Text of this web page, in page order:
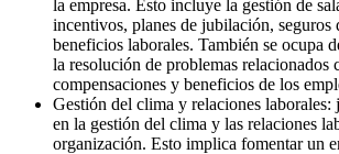
la empresa. Esto incluye la gestión de
incentivos, planes de jubilación, seguros
beneficios laborales. También se ocupa
la resolución de problemas relacionados
compensaciones y beneficios de los
Gestión del clima y relaciones laborales:
en la gestión del clima y las relaciones
organización. Esto implica fomentar un